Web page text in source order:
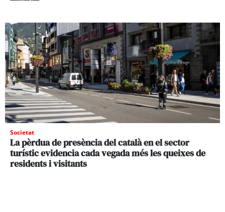
Societat
La pèrdua de presència del català en el sector
turístic evidencia cada vegada més les queixes de
residents i visitants